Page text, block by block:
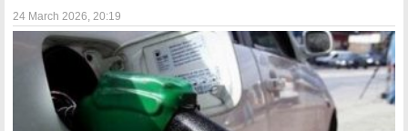
24 March 2026 , 20:19